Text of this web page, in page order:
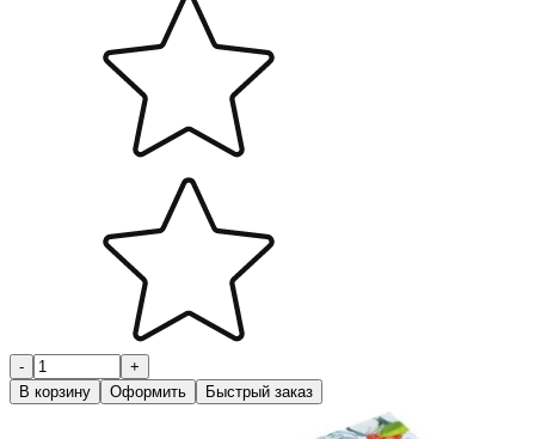
-
+
В корзину
Оформить Быстрый заказ